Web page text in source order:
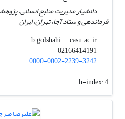
دانشیار مدیریت منابع انسانی،
فرماندهی و ستاد آجا، تهران، ایران
b.golshahi
casu.ac.ir
0000-0002-2239-3242
h-index:4